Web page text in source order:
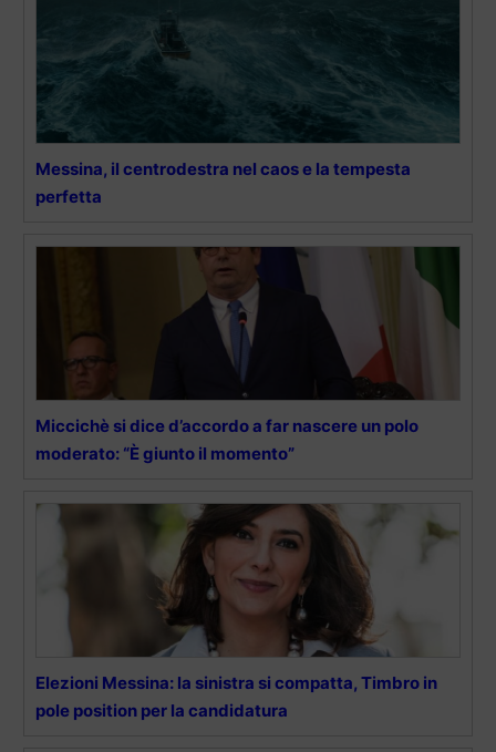
Messina, il centrodestra nel caos e la tempesta
perfetta
Miccichè si dice d’accordo a far nascere un polo
moderato: “È giunto il momento”
Elezioni Messina: la sinistra si compatta, Timbro in
pole position per la candidatura